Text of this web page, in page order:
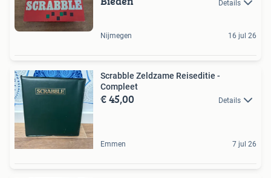
Details
Nijmegen 16 jul 26
Scrabble Zeldzame Reiseditie -
Compleet
€ 45,00 Details
Emmen 7 jul 26